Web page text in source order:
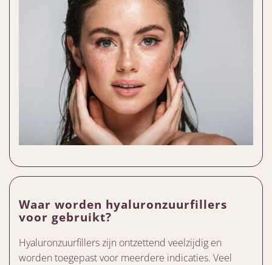
Waar worden hyaluronzuurfillers
voor gebruikt?
Hyaluronzuurfillers zijn ontzettend veelzijdig en
worden toegepast voor meerdere indicaties. Veel